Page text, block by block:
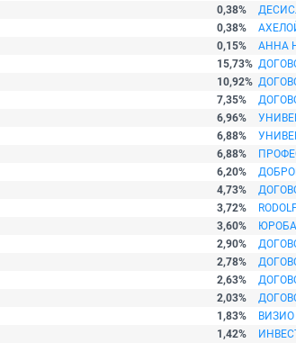
0,38%
0,38%
0,15%
АННА
15,73%
10,92%
7,35%
6,96%
6,88%
6,88%
6,20%
4,73%
3,72%
3,60%
2,90%
2,78%
2,63%
2,03%
1,83%
1,42%